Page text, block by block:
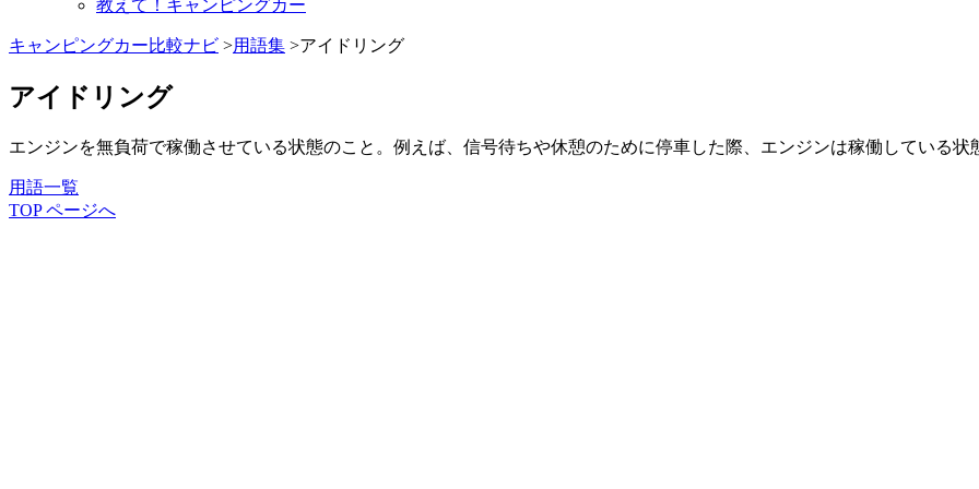
教えて！キャンピングカー
キャンピングカー比較ナビ >用語集 >アイドリング
アイドリング
エンジンを無負荷で稼働させている状態のこと。例えば、信号待ちや休憩のために停車した際、エンジンは稼働している状
用語一覧
TOP ページへ